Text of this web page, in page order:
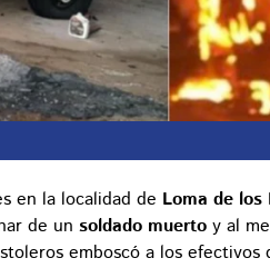
en la localidad de Loma de los
de un soldado muerto y al
emboscó a los